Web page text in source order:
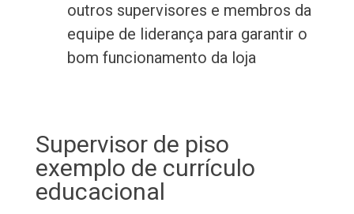
outros supervisores e membros da
equipe de liderança para garantir o
bom funcionamento da loja
Supervisor de piso
exemplo de currículo
educacional